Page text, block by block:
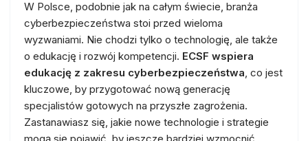
W Polsce, podobnie jak na całym świecie, branża
cyberbezpieczeństwa stoi przed wieloma
wyzwaniami. Nie chodzi tylko o technologię, ale także
o edukację i rozwój kompetencji. ECSF wspiera
edukację z zakresu cyberbezpieczeństwa, co jest
kluczowe, by przygotować nową generację
specjalistów gotowych na przyszłe zagrożenia.
Zastanawiasz się, jakie nowe technologie i strategie